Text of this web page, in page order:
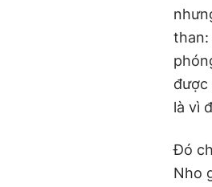
than:
được
là vì
Đó
Nho